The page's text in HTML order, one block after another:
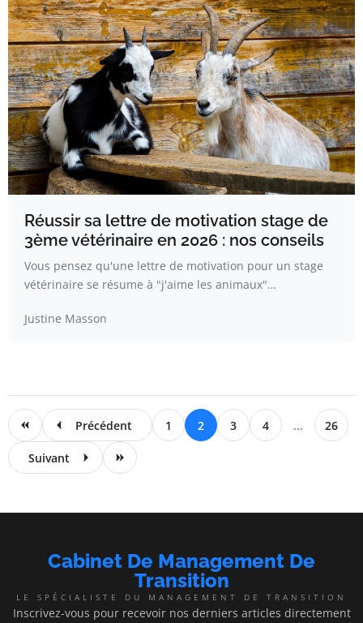
Réussir sa lettre de motivation stage de
3ème vétérinaire en 2026 : nos conseils
Vous pensez qu'une lettre de motivation pour un stage
vétérinaire se résume à "j'aime les animaux"…
Justine Masson
Précédent 1 2 3 4 ... 26
Suivant
Cabinet De Management De
Transition
LE SPÉCIALISTE DU MANAGEMENT DE TRANSITION
Inscrivez-vous pour recevoir nos derniers articles directement